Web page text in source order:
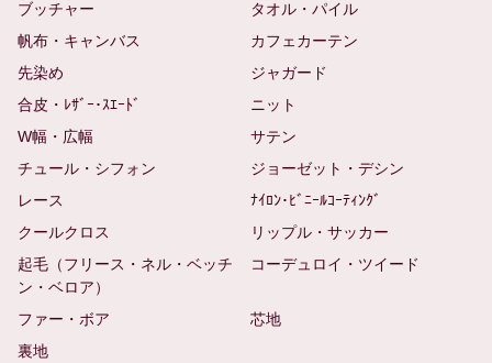
ブッチャー
タオル・パイル
帆布・キャンバス
カフェカーテン
先染め
ジャガード
合皮・ﾚｻﾞｰ･ｽｴｰﾄﾞ
ニット
W幅・広幅
サテン
チュール・シフォン
ジョーゼット・デシン
レース
ﾅｲﾛﾝ･ﾋﾞﾆｰﾙｺｰﾃｨﾝｸﾞ
クールクロス
リップル・サッカー
起毛（フリース・ネル・ベッチ
ン・ベロア）
コーデュロイ・ツイード
ファー・ボア
芯地
裏地